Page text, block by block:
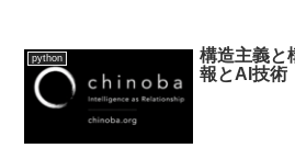
python
構造主義と
報とAI技術